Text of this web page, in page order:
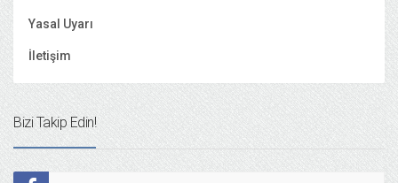
Yasal Uyarı
İletişim
Bizi Takip Edin!